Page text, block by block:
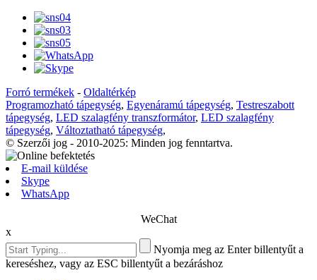
Forró termékek - Oldaltérkép
Programozható tápegység, Egyenáramú tápegység, Testreszabott
tápegység, LED szalagfény transzformátor, LED szalagfény
tápegység, Változtatható tápegység,
© Szerzői jog - 2010-2025: Minden jog fenntartva.
E-mail küldése
Skype
WhatsApp
WeChat
x
Nyomja meg az Enter billentyűt a
kereséshez, vagy az ESC billentyűt a bezáráshoz